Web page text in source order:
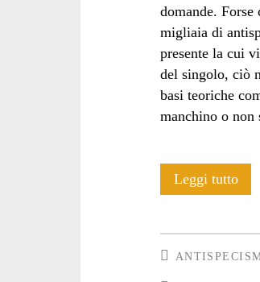
domande.
migliaia di
presente la cui
del singolo, ciò
basi teoriche
manchino o non
Leggi tuttoUna